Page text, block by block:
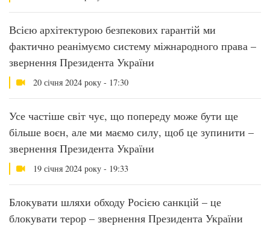
Всією архітектурою безпекових гарантій ми
фактично реанімуємо систему міжнародного права –
звернення Президента України
20 січня 2024 року - 17:30
Усе частіше світ чує, що попереду може бути ще
більше воєн, але ми маємо силу, щоб це зупинити –
звернення Президента України
19 січня 2024 року - 19:33
Блокувати шляхи обходу Росією санкцій – це
блокувати терор – звернення Президента України